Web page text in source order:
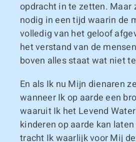
opdracht in te zetten. Maar
nodig in een tijd waarin de
volledig van het geloof
het verstand van de
boven alles staat wat niet
En als Ik nu Mijn dienaren
wanneer Ik op aarde een
waaruit Ik het Levend
kinderen op aarde kan
tracht Ik waarlijk voor Mij